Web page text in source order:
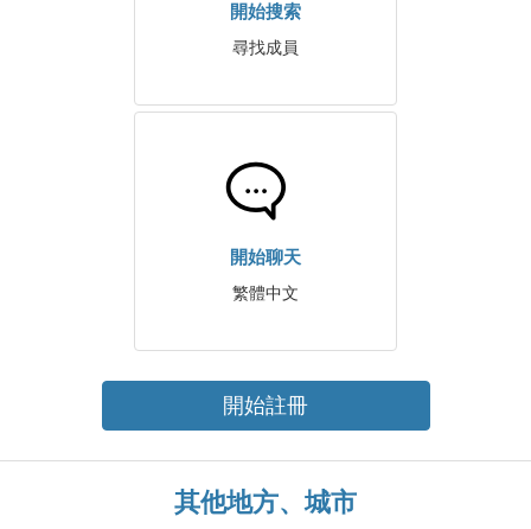
開始搜索
尋找成員
開始聊天
繁體中文
開始註冊
其他地方、城市